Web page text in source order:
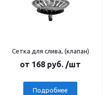
Сетка для слива, (клапан)
от 168 руб. /шт
Подробнее